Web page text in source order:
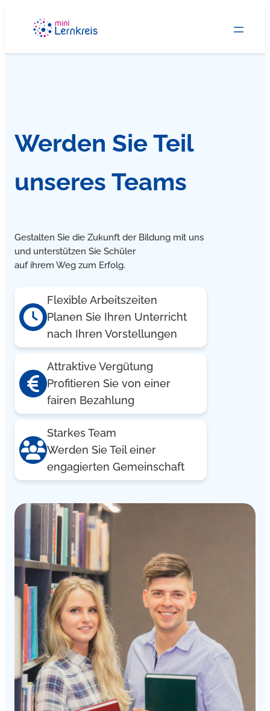
springen
Werden Sie Teil
unseres Teams
Gestalten Sie die Zukunft der Bildung mit uns
und unterstützen Sie Schüler
auf ihrem Weg zum Erfolg.
Flexible Arbeitszeiten
Planen Sie Ihren Unterricht
nach Ihren Vorstellungen
Attraktive Vergütung
Profitieren Sie von einer
fairen Bezahlung
Starkes Team
Werden Sie Teil einer
engagierten Gemeinschaft